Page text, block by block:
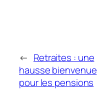
← Retraites : une
hausse bienvenue
pour les pensions